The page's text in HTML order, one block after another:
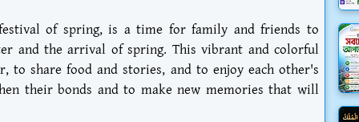
of spring, is a time for family and friends to
and the arrival of spring. This vibrant and colorful
share food and stories, and to enjoy each other's
their bonds and to make new memories that will